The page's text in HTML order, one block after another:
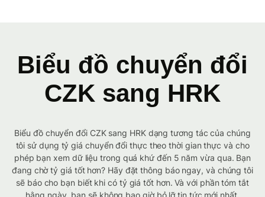
Biểu đồ chuyển đổi
CZK sang HRK
Biểu đồ chuyển đổi CZK sang HRK dạng tương tác của chúng
tôi sử dụng tỷ giá chuyển đổi thực theo thời gian thực và cho
phép bạn xem dữ liệu trong quá khứ đến 5 năm vừa qua. Bạn
đang chờ tỷ giá tốt hơn? Hãy đặt thông báo ngay, và chúng tôi
sẽ báo cho bạn biết khi có tỷ giá tốt hơn. Và với phần tóm tắt